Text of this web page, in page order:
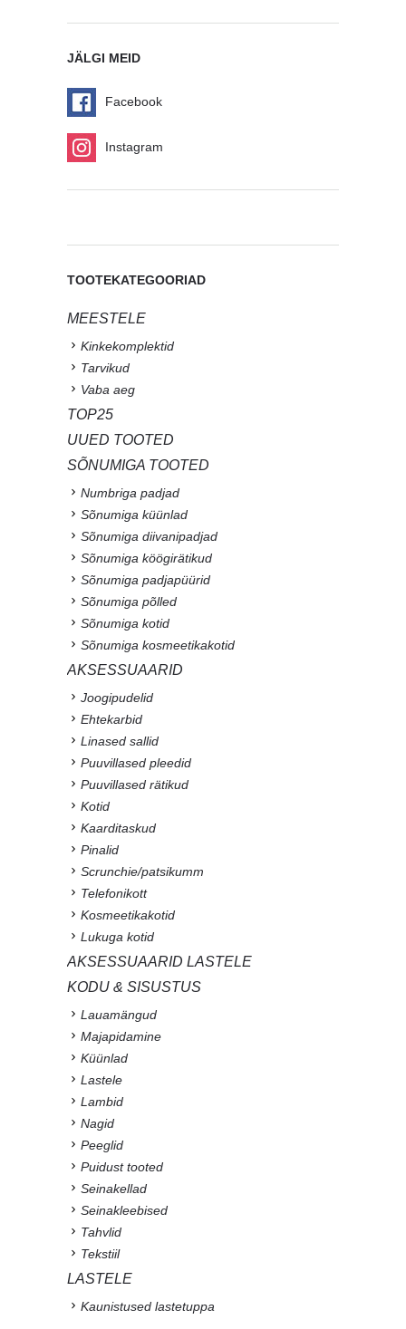
JÄLGI MEID
Facebook
Instagram
TOOTEKATEGOORIAD
MEESTELE
Kinkekomplektid
Tarvikud
Vaba aeg
TOP25
UUED TOOTED
SÕNUMIGA TOOTED
Numbriga padjad
Sõnumiga küünlad
Sõnumiga diivanipadjad
Sõnumiga köögirätikud
Sõnumiga padjapüürid
Sõnumiga põlled
Sõnumiga kotid
Sõnumiga kosmeetikakotid
AKSESSUAARID
Joogipudelid
Ehtekarbid
Linased sallid
Puuvillased pleedid
Puuvillased rätikud
Kotid
Kaarditaskud
Pinalid
Scrunchie/patsikumm
Telefonikott
Kosmeetikakotid
Lukuga kotid
AKSESSUAARID LASTELE
KODU & SISUSTUS
Lauamängud
Majapidamine
Küünlad
Lastele
Lambid
Nagid
Peeglid
Puidust tooted
Seinakellad
Seinakleebised
Tahvlid
Tekstiil
LASTELE
Kaunistused lastetuppa